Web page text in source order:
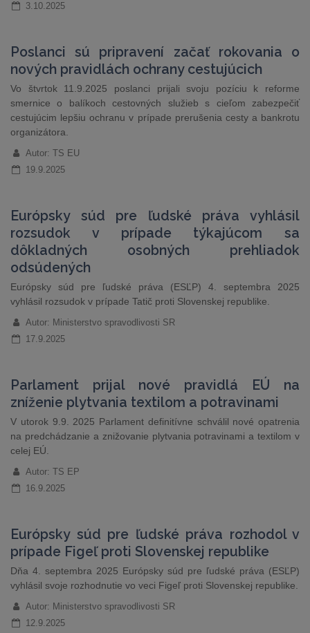
3.10.2025
Poslanci sú pripravení začať rokovania o
nových pravidlách ochrany cestujúcich
Vo štvrtok 11.9.2025 poslanci prijali svoju pozíciu k reforme
smernice o balíkoch cestovných služieb s cieľom zabezpečiť
cestujúcim lepšiu ochranu v prípade prerušenia cesty a bankrotu
organizátora.
Autor: TS EU
19.9.2025
Európsky súd pre ľudské práva vyhlásil
rozsudok v prípade týkajúcom sa
dôkladných osobných prehliadok
odsúdených
Európsky súd pre ľudské práva (ESĽP) 4. septembra 2025
vyhlásil rozsudok v prípade Tatič proti Slovenskej republike.
Autor: Ministerstvo spravodlivosti SR
17.9.2025
Parlament prijal nové pravidlá EÚ na
zníženie plytvania textilom a potravinami
V utorok 9.9. 2025 Parlament definitívne schválil nové opatrenia
na predchádzanie a znižovanie plytvania potravinami a textilom v
celej EÚ.
Autor: TS EP
16.9.2025
Európsky súd pre ľudské práva rozhodol v
prípade Figeľ proti Slovenskej republike
Dňa 4. septembra 2025 Európsky súd pre ľudské práva (ESĽP)
vyhlásil svoje rozhodnutie vo veci Figeľ proti Slovenskej republike.
Autor: Ministerstvo spravodlivosti SR
12.9.2025